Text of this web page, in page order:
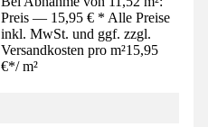
Preis — 15,95 € * Alle Preise
inkl. MwSt. und ggf. zzgl.
Versandkosten pro m²15,95
€*/ m²